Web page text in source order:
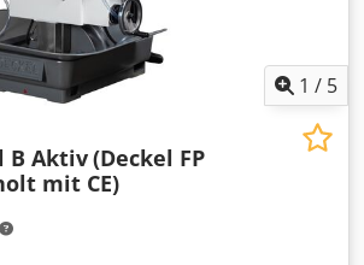
1 / 5
B Aktiv(Deckel FP
mit CE)